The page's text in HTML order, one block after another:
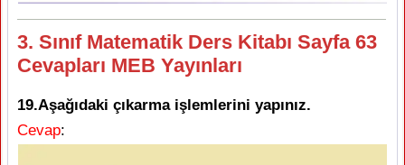
3. Sınıf Matematik Ders Kitabı Sayfa 63
Cevapları MEB Yayınları
19.Aşağıdaki çıkarma işlemlerini yapınız.
Cevap: